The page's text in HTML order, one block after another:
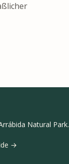
Natural Park.
→